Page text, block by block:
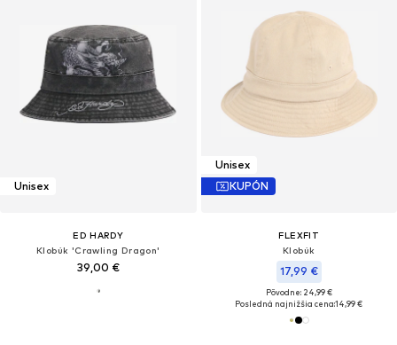
Unisex
ED HARDY
Klobúk 'Crawling Dragon'
39,00 €
Unisex
KUPÓN
FLEXFIT
Klobúk
17,99 €
Pôvodne: 24,99 €
Posledná najnižšia cena:14,99 €